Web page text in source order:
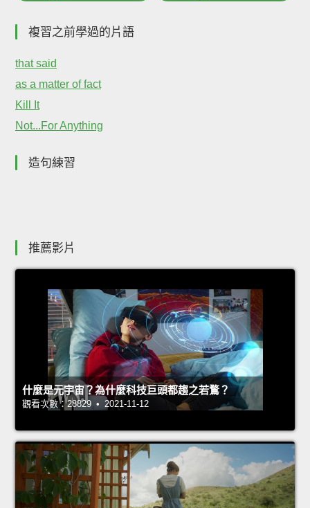
複習之前學過的片語
that said
as a matter of fact
Kill It
Not...For Anything
造句練習
推薦影片
什麼是元宇宙？為什麼科技巨頭都趨之若鶩？
觀看次數：28829 • 2021-11-12